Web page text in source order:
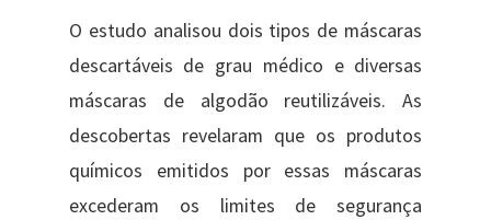
O estudo ​analisou dois tipos de máscaras
descartáveis ​​de grau médico e diversas
máscaras de algodão reutilizáveis. As
descobertas revelaram que os produtos
químicos emitidos por e​s​sas máscaras
excederam os limites de segurança